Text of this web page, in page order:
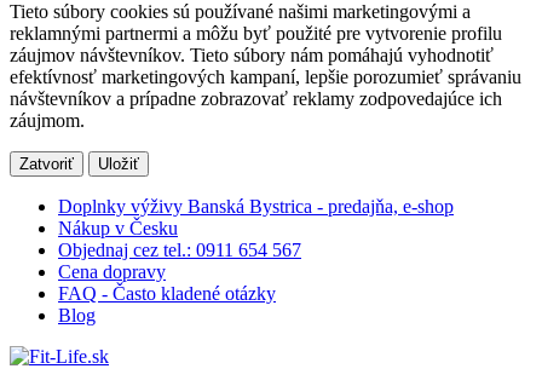
Tieto súbory cookies sú používané našimi marketingovými a
reklamnými partnermi a môžu byť použité pre vytvorenie profilu
záujmov návštevníkov. Tieto súbory nám pomáhajú vyhodnotiť
efektívnosť marketingových kampaní, lepšie porozumieť správaniu
návštevníkov a prípadne zobrazovať reklamy zodpovedajúce ich
záujmom.
Zatvoriť Uložiť
Doplnky výživy Banská Bystrica - predajňa, e-shop
Nákup v Česku
Objednaj cez tel.: 0911 654 567
Cena dopravy
FAQ - Často kladené otázky
Blog